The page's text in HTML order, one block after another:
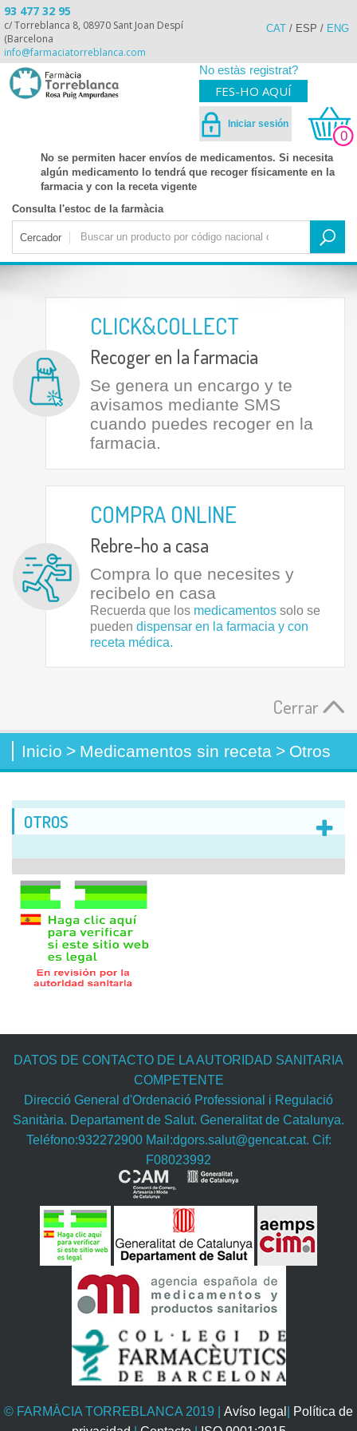
93 477 32 95
c/ Torreblanca 8, 08970 Sant Joan Despí
(Barcelona
info@farmaciatorreblanca.com
CAT / ESP / ENG
No estàs registrat?
FES-HO AQUÍ
Iniciar sesión
0
No se permiten hacer envíos de medicamentos. Si necesita
algún medicamento lo tendrá que recoger físicamente en la
farmacia y con la receta vigente
Consulta l'estoc de la farmàcia
Cercador
CLICK&COLLECT
Recoger en la farmacia
Se genera un encargo y te
avisamos mediante SMS
cuando puedes recoger en la
farmacia.
COMPRA ONLINE
Rebre-ho a casa
Compra lo que necesites y
recibelo en casa
Recuerda que los medicamentos solo se
pueden dispensar en la farmacia y con
receta médica.
Cerrar
Inicio > Medicamentos sin receta > Otros
OTROS
DATOS DE CONTACTO DE LA AUTORIDAD SANITARIA
COMPETENTE
Direcció General d'Ordenació Professional i Regulació
Sanitària. Departament de Salut. Generalitat de Catalunya.
Teléfono:932272900 Mail:dgors.salut@gencat.cat. Cif:
F08023992
© FARMÀCIA TORREBLANCA 2019 | Avíso legal
Política de